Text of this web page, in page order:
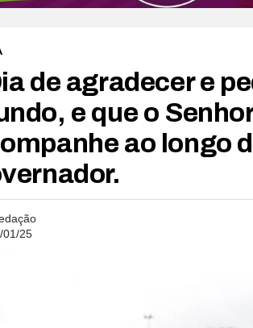
de agradecer e
e que o
ao longo
01/25